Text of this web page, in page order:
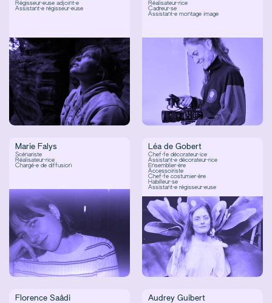
Régisseur·euse adjoint·e
Assistant·e régisseur·euse
Réalisateur·rice
Cadreur·se
Assistant·e montage image
Marie Falys
Scénariste
Réalisateur·rice
Chargé·e de diffusion
Léa de Gobert
Chef·fe décorateur·ice
Assistant·e décorateur·rice
Ensemblier·ère
Accessoiriste
Chef·fe costumier·ère
Habilleur·se
Assistant·e régisseur·euse
Florence Saâdi Audrey Guibert